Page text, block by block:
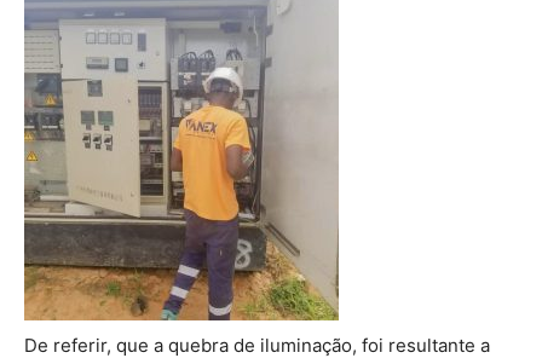
De referir, que a quebra de iluminação, foi resultante a